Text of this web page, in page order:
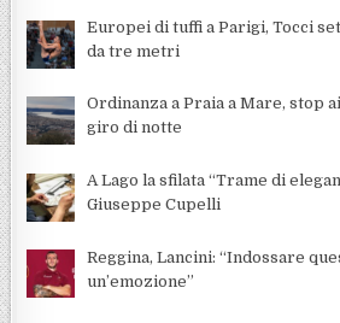
Europei di tuffi a Parigi, Tocci
da tre metri
Ordinanza a Praia a Mare, stop
giro di notte
A Lago la sfilata “Trame di
Giuseppe Cupelli
Reggina, Lancini: “Indossare
un’emozione”